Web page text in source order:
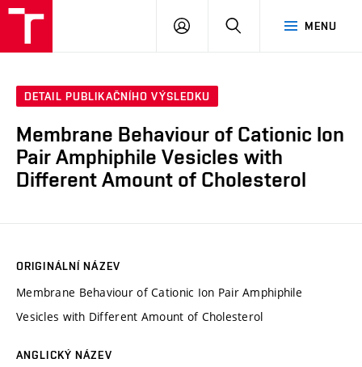
MENU
PŘIHLÁSIT
DETAIL PUBLIKAČNÍHO VÝSLEDKU
Membrane Behaviour of Cationic Ion
Pair Amphiphile Vesicles with
Different Amount of Cholesterol
ORIGINÁLNÍ NÁZEV
Membrane Behaviour of Cationic Ion Pair Amphiphile
Vesicles with Different Amount of Cholesterol
ANGLICKÝ NÁZEV